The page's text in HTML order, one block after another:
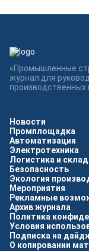
Новости
Промплощадка
Автоматизация
Электротехника
Логистика и склад
Безопасность
Экология
Мероприятия
Рекламные
Архив журнала
Политика
Условия
Подписка на
О копировании
«Промышленные
журнал для
производственных